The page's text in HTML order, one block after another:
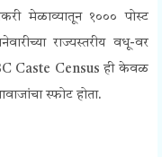
मेळाव्यातून १००० पोस्ट
राज्यस्तरीय वधू-वर
Caste Censusही केवळ
स्फोट होता.